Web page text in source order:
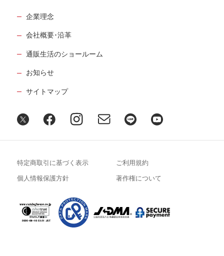
企業理念
会社概要･沿革
通販生活のショールーム
お知らせ
サイトマップ
特定商取引に基づく表示 ご利用規約
個人情報保護方針 著作権について